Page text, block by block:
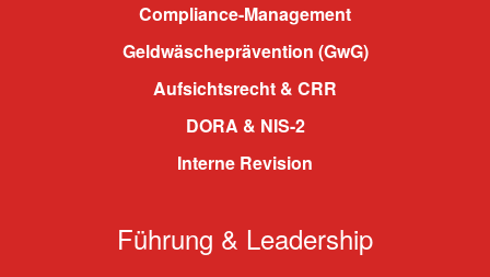
Compliance-Management
Geldwäscheprävention (GwG)
Aufsichtsrecht & CRR
DORA & NIS-2
Interne Revision
Führung & Leadership